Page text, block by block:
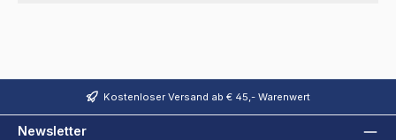
Kostenloser Versand ab € 45,- Warenwert
Newsletter